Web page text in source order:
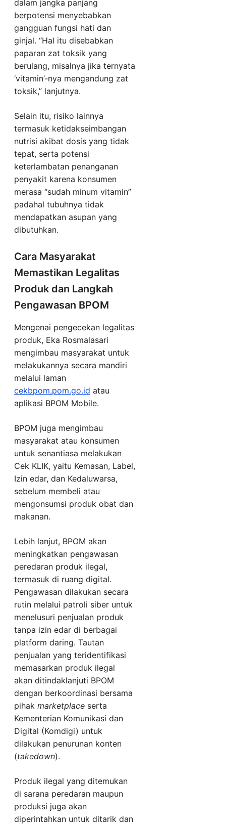
dalam jangka panjang
berpotensi menyebabkan
gangguan fungsi hati dan
ginjal. “Hal itu disebabkan
paparan zat toksik yang
berulang, misalnya jika ternyata
‘vitamin’-nya mengandung zat
toksik,” lanjutnya.
Selain itu, risiko lainnya
termasuk ketidakseimbangan
nutrisi akibat dosis yang tidak
tepat, serta potensi
keterlambatan penanganan
penyakit karena konsumen
merasa “sudah minum vitamin”
padahal tubuhnya tidak
mendapatkan asupan yang
dibutuhkan.
Cara Masyarakat
Memastikan Legalitas
Produk dan Langkah
Pengawasan BPOM
Mengenai pengecekan legalitas
produk, Eka Rosmalasari
mengimbau masyarakat untuk
melakukannya secara mandiri
melalui laman
cekbpom.pom.go.id atau
aplikasi BPOM Mobile.
BPOM juga mengimbau
masyarakat atau konsumen
untuk senantiasa melakukan
Cek KLIK, yaitu Kemasan, Label,
Izin edar, dan Kedaluwarsa,
sebelum membeli atau
mengonsumsi produk obat dan
makanan.
Lebih lanjut, BPOM akan
meningkatkan pengawasan
peredaran produk ilegal,
termasuk di ruang digital.
Pengawasan dilakukan secara
rutin melalui patroli siber untuk
menelusuri penjualan produk
tanpa izin edar di berbagai
platform daring. Tautan
penjualan yang teridentifikasi
memasarkan produk ilegal
akan ditindaklanjuti BPOM
dengan berkoordinasi bersama
pihak marketplace serta
Kementerian Komunikasi dan
Digital (Komdigi) untuk
dilakukan penurunan konten
(takedown).
Produk ilegal yang ditemukan
di sarana peredaran maupun
produksi juga akan
diperintahkan untuk ditarik dan